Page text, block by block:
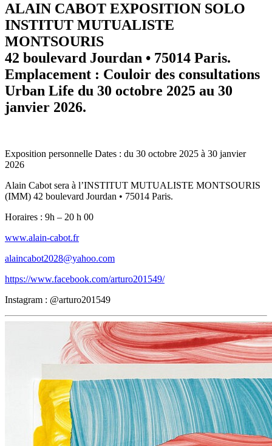
ALAIN CABOT EXPOSITION SOLO
INSTITUT MUTUALISTE
MONTSOURIS
42 boulevard Jourdan • 75014 Paris.
Emplacement : Couloir des consultations
Urban Life du 30 octobre 2025 au 30
janvier 2026.
Exposition personnelle Dates : du 30 octobre 2025 à 30 janvier
2026
Alain Cabot sera à l’INSTITUT MUTUALISTE MONTSOURIS
(IMM) 42 boulevard Jourdan • 75014 Paris.
Horaires : 9h – 20 h 00
www.alain-cabot.fr
alaincabot2028@yahoo.com
https://www.facebook.com/arturo201549/
Instagram : @arturo201549